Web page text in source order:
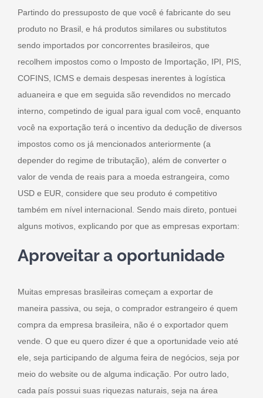
Partindo do pressuposto de que você é fabricante do seu
produto no Brasil, e há produtos similares ou substitutos
sendo importados por concorrentes brasileiros, que
recolhem impostos como o Imposto de Importação, IPI, PIS,
COFINS, ICMS e demais despesas inerentes à logística
aduaneira e que em seguida são revendidos no mercado
interno, competindo de igual para igual com você, enquanto
você na exportação terá o incentivo da dedução de diversos
impostos como os já mencionados anteriormente (a
depender do regime de tributação), além de converter o
valor de venda de reais para a moeda estrangeira, como
USD e EUR, considere que seu produto é competitivo
também em nível internacional. Sendo mais direto, pontuei
alguns motivos, explicando por que as empresas exportam:
Aproveitar a oportunidade
Muitas empresas brasileiras começam a exportar de
maneira passiva, ou seja, o comprador estrangeiro é quem
compra da empresa brasileira, não é o exportador quem
vende. O que eu quero dizer é que a oportunidade veio até
ele, seja participando de alguma feira de negócios, seja por
meio do website ou de alguma indicação. Por outro lado,
cada país possui suas riquezas naturais, seja na área